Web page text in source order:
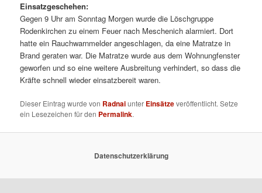
Einsatzgeschehen:
Gegen 9 Uhr am Sonntag Morgen wurde die Löschgruppe
Rodenkirchen zu einem Feuer nach Meschenich alarmiert. Dort
hatte ein Rauchwarnmelder angeschlagen, da eine Matratze in
Brand geraten war. Die Matratze wurde aus dem Wohnungfenster
geworfen und so eine weitere Ausbreitung verhindert, so dass die
Kräfte schnell wieder einsatzbereit waren.
Dieser Eintrag wurde von Radnaiunter Einsätzeveröffentlicht. Setze
ein Lesezeichen für den Permalink.
Datenschutzerklärung